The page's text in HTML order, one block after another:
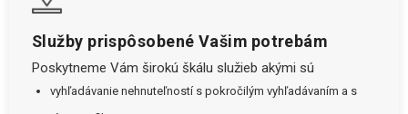
Služby prispôsobené Vašim potrebám
Poskytneme Vám širokú škálu služieb akými sú
vyhľadávanie nehnuteľností s pokročilým vyhľadávaním a s